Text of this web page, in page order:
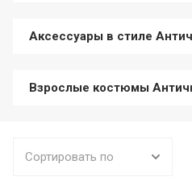
Аксессуары в стиле
Взрослые костюмы
Сортировать по